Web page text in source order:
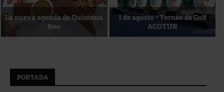
Reconocimiento de viajeros La esencia del servicio
PORTADA